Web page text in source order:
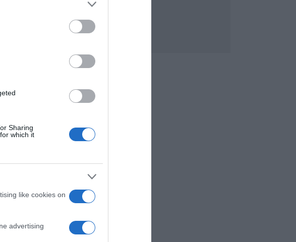
Sharing
which it
like cookies on
advertising
με